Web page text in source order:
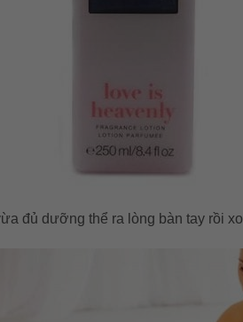
đủ dưỡng thể ra lòng bàn tay rồi